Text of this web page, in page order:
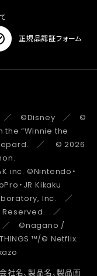
正規品認証フォーム
／ ©Disney ／ ©
“Winnie the
／ © 2026
inc. ©Nintendo・
・JR Kikaku
Inc. ／
Reserved. ／
／ ©nagano /
™/© Netflix.
名、製品名、製品画